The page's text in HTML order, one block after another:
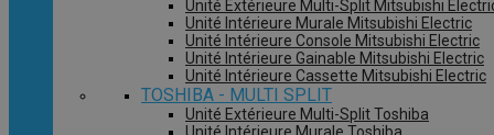
Unité Extérieure Multi-Split Mitsubishi
Unité Intérieure Murale Mitsubishi Electric
Unité Intérieure Console Mitsubishi Electric
Unité Intérieure Gainable Mitsubishi Electric
Unité Intérieure Cassette Mitsubishi Electric
TOSHIBA - MULTI SPLIT
Unité Extérieure Multi-Split Toshiba